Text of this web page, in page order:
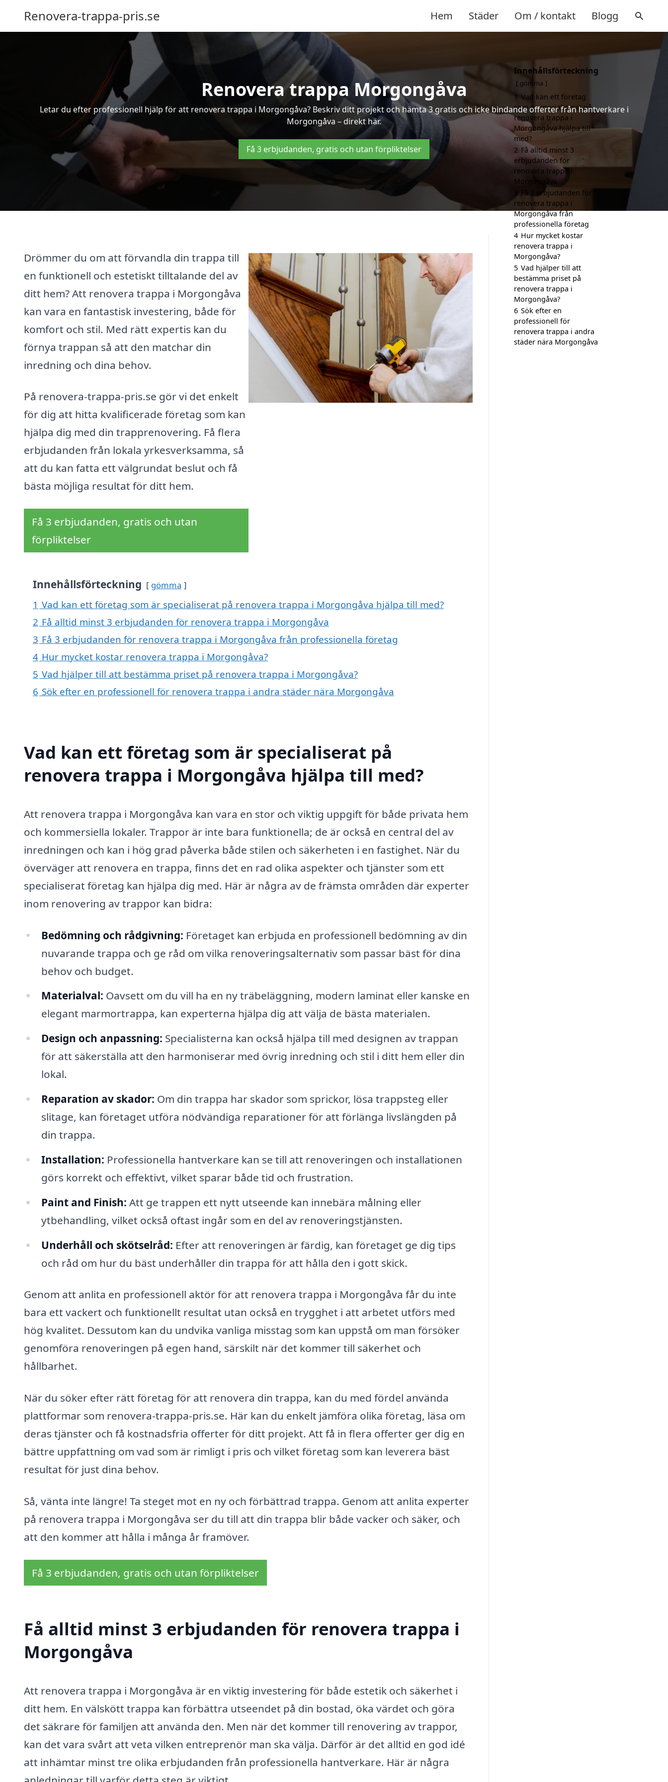
Renovera-trappa-pris.se Hem Städer Om / kontakt Blogg
Renovera trappa Morgongåva
Letar du efter professionell hjälp för att renovera trappa i Morgongåva? Beskriv ditt projekt och hämta 3 gratis och icke bindande offerter från hantverkare i
Morgongåva – direkt här.
Få 3 erbjudanden, gratis och utan förpliktelser
Drömmer du om att förvandla din trappa till
en funktionell och estetiskt tilltalande del av
ditt hem? Att renovera trappa i Morgongåva
kan vara en fantastisk investering, både för
komfort och stil. Med rätt expertis kan du
förnya trappan så att den matchar din
inredning och dina behov.
På renovera-trappa-pris.se gör vi det enkelt
för dig att hitta kvalificerade företag som kan
hjälpa dig med din trapprenovering. Få flera
erbjudanden från lokala yrkesverksamma, så
att du kan fatta ett välgrundat beslut och få
bästa möjliga resultat för ditt hem.
Få 3 erbjudanden, gratis och utan
förpliktelser
Innehållsförteckning gömma
1 Vad kan ett företag som är specialiserat på renovera trappa i Morgongåva hjälpa till med?
2 Få alltid minst 3 erbjudanden för renovera trappa i Morgongåva
3 Få 3 erbjudanden för renovera trappa i Morgongåva från professionella företag
4 Hur mycket kostar renovera trappa i Morgongåva?
5 Vad hjälper till att bestämma priset på renovera trappa i Morgongåva?
6 Sök efter en professionell för renovera trappa i andra städer nära Morgongåva
Vad kan ett företag som är specialiserat på
renovera trappa i Morgongåva hjälpa till med?
Att renovera trappa i Morgongåva kan vara en stor och viktig uppgift för både privata hem
och kommersiella lokaler. Trappor är inte bara funktionella; de är också en central del av
inredningen och kan i hög grad påverka både stilen och säkerheten i en fastighet. När du
överväger att renovera en trappa, finns det en rad olika aspekter och tjänster som ett
specialiserat företag kan hjälpa dig med. Här är några av de främsta områden där experter
inom renovering av trappor kan bidra:
Bedömning och rådgivning: Företaget kan erbjuda en professionell bedömning av din
nuvarande trappa och ge råd om vilka renoveringsalternativ som passar bäst för dina
behov och budget.
Materialval: Oavsett om du vill ha en ny träbeläggning, modern laminat eller kanske en
elegant marmortrappa, kan experterna hjälpa dig att välja de bästa materialen.
Design och anpassning: Specialisterna kan också hjälpa till med designen av trappan
för att säkerställa att den harmoniserar med övrig inredning och stil i ditt hem eller din
lokal.
Reparation av skador: Om din trappa har skador som sprickor, lösa trappsteg eller
slitage, kan företaget utföra nödvändiga reparationer för att förlänga livslängden på
din trappa.
Installation: Professionella hantverkare kan se till att renoveringen och installationen
görs korrekt och effektivt, vilket sparar både tid och frustration.
Paint and Finish: Att ge trappen ett nytt utseende kan innebära målning eller
ytbehandling, vilket också oftast ingår som en del av renoveringstjänsten.
Underhåll och skötselråd: Efter att renoveringen är färdig, kan företaget ge dig tips
och råd om hur du bäst underhåller din trappa för att hålla den i gott skick.
Genom att anlita en professionell aktör för att renovera trappa i Morgongåva får du inte
bara ett vackert och funktionellt resultat utan också en trygghet i att arbetet utförs med
hög kvalitet. Dessutom kan du undvika vanliga misstag som kan uppstå om man försöker
genomföra renoveringen på egen hand, särskilt när det kommer till säkerhet och
hållbarhet.
När du söker efter rätt företag för att renovera din trappa, kan du med fördel använda
plattformar som renovera-trappa-pris.se. Här kan du enkelt jämföra olika företag, läsa om
deras tjänster och få kostnadsfria offerter för ditt projekt. Att få in flera offerter ger dig en
bättre uppfattning om vad som är rimligt i pris och vilket företag som kan leverera bäst
resultat för just dina behov.
Så, vänta inte längre! Ta steget mot en ny och förbättrad trappa. Genom att anlita experter
på renovera trappa i Morgongåva ser du till att din trappa blir både vacker och säker, och
att den kommer att hålla i många år framöver.
Få 3 erbjudanden, gratis och utan förpliktelser
Få alltid minst 3 erbjudanden för renovera trappa i
Morgongåva
Att renovera trappa i Morgongåva är en viktig investering för både estetik och säkerhet i
ditt hem. En välskött trappa kan förbättra utseendet på din bostad, öka värdet och göra
det säkrare för familjen att använda den. Men när det kommer till renovering av trappor,
kan det vara svårt att veta vilken entreprenör man ska välja. Därför är det alltid en god idé
att inhämtar minst tre olika erbjudanden från professionella hantverkare. Här är några
Innehållsförteckning
gömma
1 Vad kan ett företag
som är specialiserat på
renovera trappa i
Morgongåva hjälpa till
med?
2 Få alltid minst 3
erbjudanden för
renovera trappa i
Morgongåva
Få 3 erbjudanden för
renovera trappa i
Morgongåva från
professionella företag
4 Hur mycket kostar
renovera trappa i
Morgongåva?
5 Vad hjälper till att
bestämma priset på
renovera trappa i
Morgongåva?
6 Sök efter en
professionell för
renovera trappa i andra
städer nära Morgongåva